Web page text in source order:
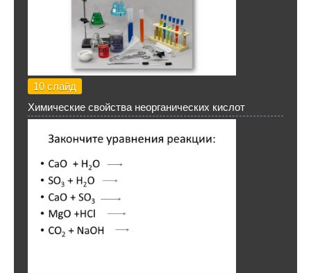
10 слайд
Химические свойства неорганических кислот